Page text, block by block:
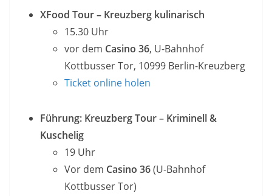
XFood Tour – Kreuzberg kulinarisch
15.30 Uhr
vor dem Casino 36, U-Bahnhof
Kottbusser Tor, 10999 Berlin-Kreuzberg
Ticket online holen
Führung: Kreuzberg Tour – Kriminell &
Kuschelig
19 Uhr
Vor dem Casino 36(U-Bahnhof
Kottbusser Tor)